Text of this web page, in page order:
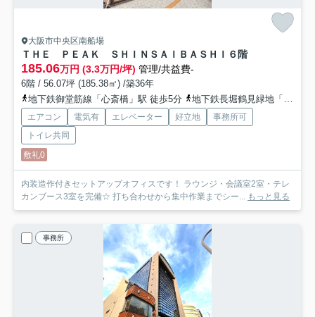
大阪市中央区南船場
ＴＨＥ ＰＥＡＫ ＳＨＩＮＳＡＩＢＡＳＨＩ ６階
185.06万円 (3.3万円/坪) 管理/共益費-
6階 / 56.07坪 (185.38㎡) /築36年
地下鉄御堂筋線「心斎橋」駅 徒歩5分
地下鉄長堀鶴見緑地「長堀橋」駅 徒歩6分
エアコン 電気有 エレベーター 好立地
事務所可
トイレ共同
敷礼0
内装造作付きセットアップオフィスです！ ラウンジ・会議室2室・テレ
カンブース3室を完備☆ 打ち合わせから集中作業までシー... もっと見る
事務所